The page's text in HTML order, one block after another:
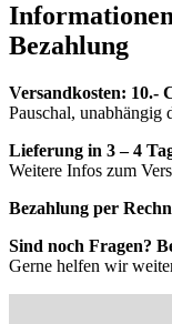
Bezahlung
Versandkosten: 10.-
Pauschal,
Lieferung in 3 – 4
Weitere Infos zum
Bezahlung per
Sind noch Fragen?
Gerne helfen wir